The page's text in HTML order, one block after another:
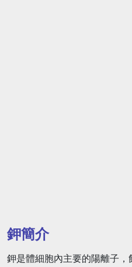
鉀簡介
鉀是體細胞內主要的陽離子